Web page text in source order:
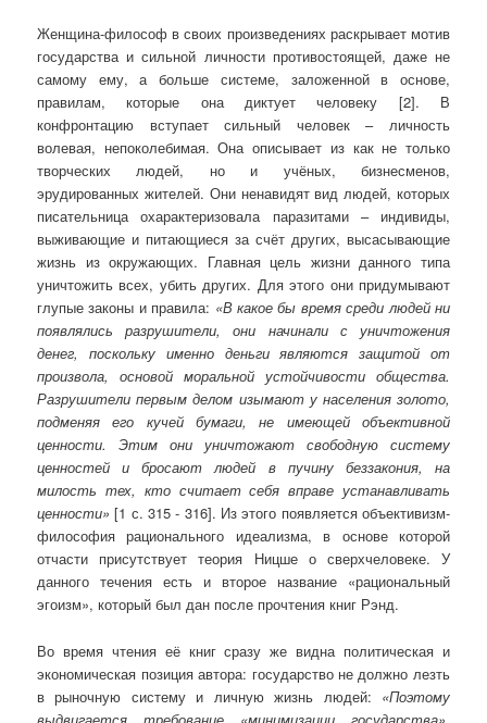
Женщина-философ в своих произведениях раскрывает мотив
государства и сильной личности противостоящей, даже не
самому ему, а больше системе, заложенной в основе,
правилам, которые она диктует человеку [2]. В
конфронтацию вступает сильный человек – личность
волевая, непоколебимая. Она описывает из как не только
творческих людей, но и учёных, бизнесменов,
эрудированных жителей. Они ненавидят вид людей, которых
писательница охарактеризовала паразитами – индивиды,
выживающие и питающиеся за счёт других, высасывающие
жизнь из окружающих. Главная цель жизни данного типа
уничтожить всех, убить других. Для этого они придумывают
глупые законы и правила: «В какое бы время среди людей ни
появлялись разрушители, они начинали с уничтожения
денег, поскольку именно деньги являются защитой от
произвола, основой моральной устойчивости общества.
Разрушители первым делом изымают у населения золото,
подменяя его кучей бумаги, не имеющей объективной
ценности. Этим они уничтожают свободную систему
ценностей и бросают людей в пучину беззакония, на
милость тех, кто считает себя вправе устанавливать
ценности» [1 с. 315 - 316]. Из этого появляется объективизм-
философия рационального идеализма, в основе которой
отчасти присутствует теория Ницше о сверхчеловеке. У
данного течения есть и второе название «рациональный
эгоизм», который был дан после прочтения книг Рэнд.
Во время чтения её книг сразу же видна политическая и
экономическая позиция автора: государство не должно лезть
в рыночную систему и личную жизнь людей: «Поэтому
выдвигается требование «минимизации государства»,